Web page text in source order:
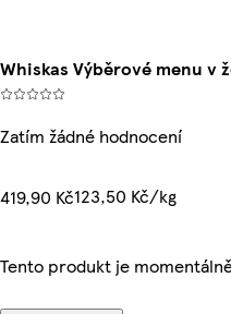
Whiskas Výběrové menu v
Zatím žádné hodnocení
419,90 Kč123,50 Kč/kg
Tento produkt je